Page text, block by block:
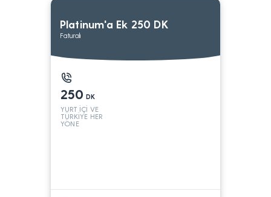
Platinum'a Ek 250 DK
Faturalı
250 DK
YURT İÇİ VE
TÜRKİYE HER
YÖNE